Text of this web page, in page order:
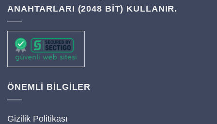
ANAHTARLARI (2048 BIT) KULLANIR.
ÖNEMLİ BİLGİLER
Gizilik Politikası